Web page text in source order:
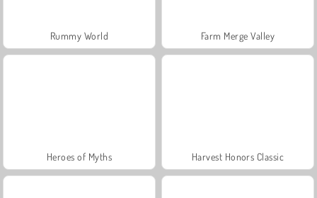
Rummy World Farm Merge Valley
Heroes of Myths Harvest Honors Classic